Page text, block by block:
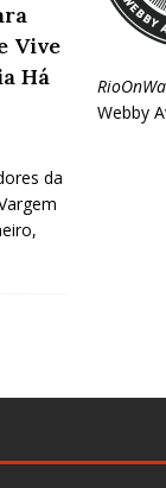
Vive
Há
da
Webby